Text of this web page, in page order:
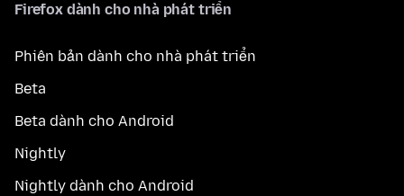
Firefox dành cho nhà phát triển
Phiên bản dành cho nhà phát triển
Beta
Beta dành cho Android
Nightly
Nightly dành cho Android